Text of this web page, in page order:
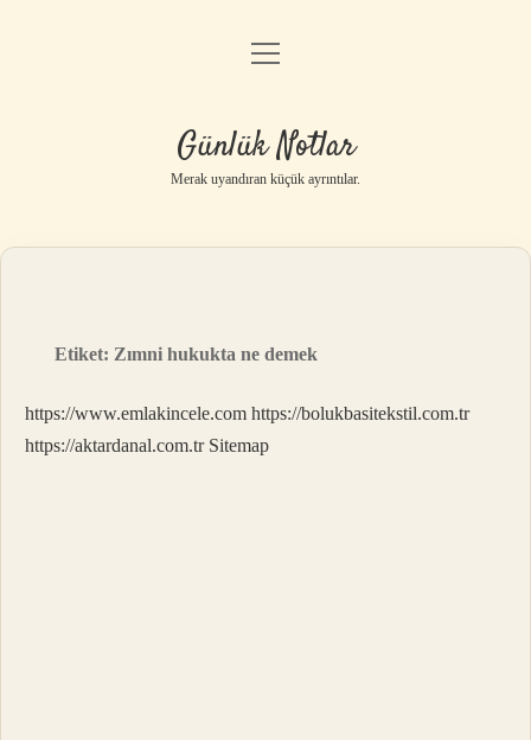
Anasayfa
Yasal Uyarı
menüyü
Günlük Notlar
Merak uyandıran küçük ayrıntılar.
Etiket: Zımni hukukta ne demek
https://www.emlakincele.com https://bolukbasitekstil.com.tr
https://aktardanal.com.tr Sitemap